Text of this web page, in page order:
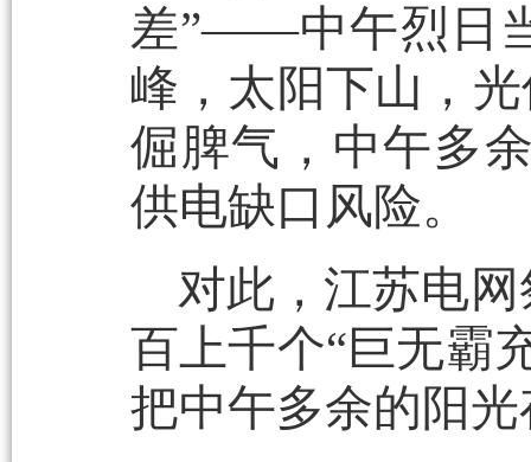
差”——中午烈日
峰，太阳下山，
倔脾气，中午多
供电缺口风险。
对此，江苏电
百上千个“巨无霸
把中午多余的阳